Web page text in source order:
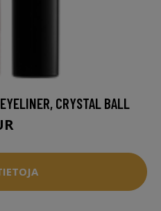
CRYSTAL BALL